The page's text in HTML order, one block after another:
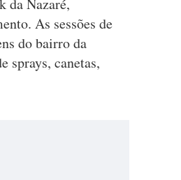
da Nazaré,
As sessões de
do bairro da
sprays, canetas,